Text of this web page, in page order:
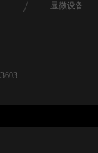
显微设备